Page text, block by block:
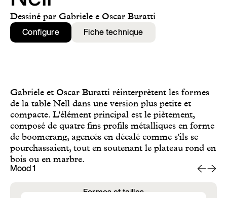
Ditre for Professionals
Points de Vente
News & Press
Zone Réservée
Русский
简体中文
Dessiné par Gabriele e Oscar Buratti
Configure Fiche technique
Gabriele et Oscar Buratti réinterprètent les formes
de la table Nell dans une version plus petite et
compacte. L'élément principal est le piètement,
composé de quatre fins profils métalliques en forme
de boomerang, agencés en décalé comme s'ils se
pourchassaient, tout en soutenant le plateau rond en
bois ou en marbre.
Mood 1
Formes et tailles